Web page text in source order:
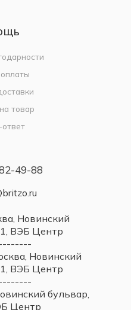
товар
49-88
Новинский
ВЭБ Центр
Новинский
ВЭБ Центр
бульвар,
Центр